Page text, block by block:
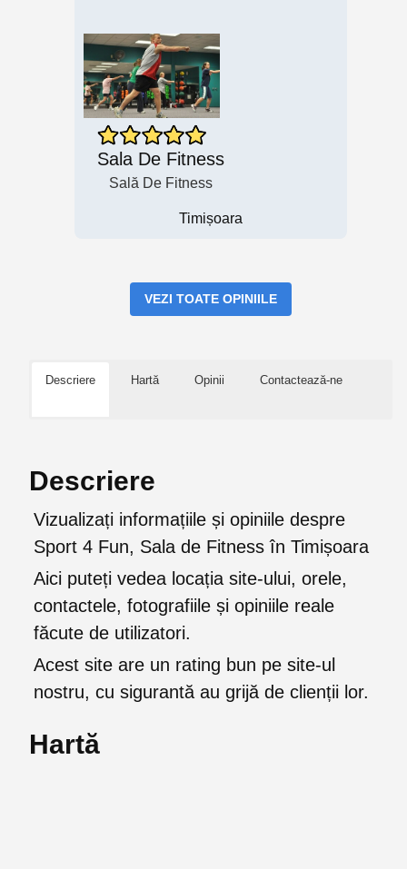
Sala De Fitness
Sală De Fitness
Timișoara
VEZI TOATE OPINIILE
Descriere Hartă Opinii Contactează-ne
Descriere
Vizualizați informațiile și opiniile despre
Sport 4 Fun, Sala de Fitness în Timișoara
Aici puteți vedea locația site-ului, orele,
contactele, fotografiile și opiniile reale
făcute de utilizatori.
Acest site are un rating bun pe site-ul
nostru, cu sigurantă au grijă de clienții lor.
Hartă